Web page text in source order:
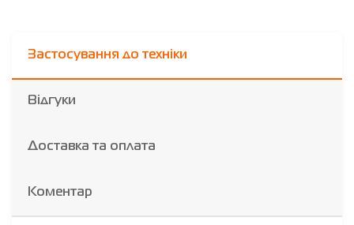
Застосування до техніки
Відгуки
Доставка та оплата
Коментар